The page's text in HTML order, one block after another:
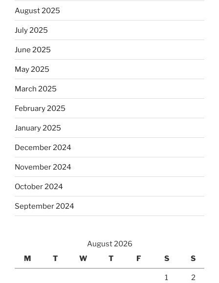
August 2025
July 2025
June 2025
May 2025
March 2025
February 2025
January 2025
December 2024
November 2024
October 2024
September 2024
August 2026
M
T W T F S S
1 2